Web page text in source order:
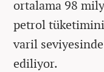
ortalama 98
petrol
varil
ediliyor.